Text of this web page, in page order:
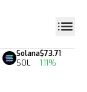
Solana
SOL
$73.71
1.11%